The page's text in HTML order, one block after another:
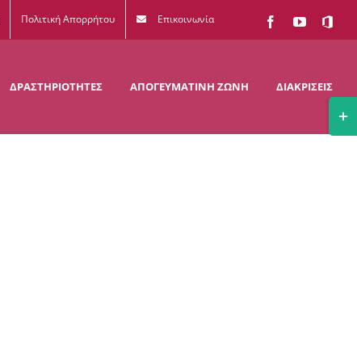
Πολιτική Απορρήτου Επικοινωνία FacebookYouTube
Office
ΔΡΑΣΤΗΡΙΟΤΗΤΕΣ ΑΠΟΓΕΥΜΑΤΙΝΗ ΖΩΝΗ ΔΙΑΚΡΙΣΕΙΣ